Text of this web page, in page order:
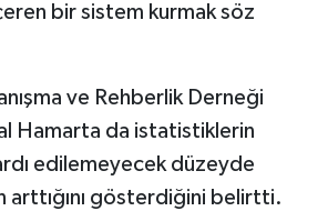
bir sistem kurmak söz
ve Rehberlik Derneği
Hamarta da istatistiklerin
edilemeyecek düzeyde
arttığını gösterdiğini belirtti.